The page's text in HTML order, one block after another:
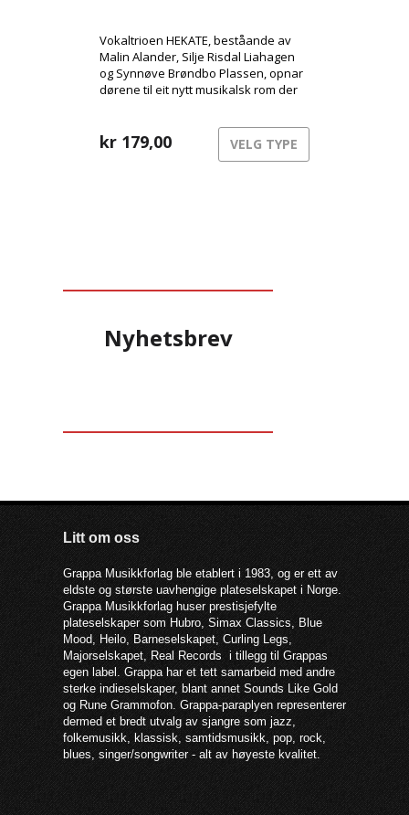
Vokaltrioen HEKATE, beståande av
Malin Alander, Silje Risdal Liahagen
og Synnøve Brøndbo Plassen, opnar
dørene til eit nytt musikalsk rom der
kr 179,00 VELG TYPE
Nyhetsbrev
Litt om oss
Grappa Musikkforlag ble etablert i 1983, og er ett av
eldste og største uavhengige plateselskapet i Norge.
Grappa Musikkforlag huser prestisjefylte
plateselskaper som Hubro, Simax Classics, Blue
Mood, Heilo, Barneselskapet, Curling Legs,
Majorselskapet, Real Records i tillegg til Grappas
egen label. Grappa har et tett samarbeid med andre
sterke indieselskaper, blant annet Sounds Like Gold
og Rune Grammofon. Grappa-paraplyen representerer
dermed et bredt utvalg av sjangre som jazz,
folkemusikk, klassisk, samtidsmusikk, pop, rock,
blues, singer/songwriter - alt av høyeste kvalitet.